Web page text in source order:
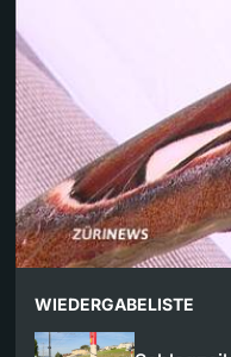
WIEDERGABELISTE